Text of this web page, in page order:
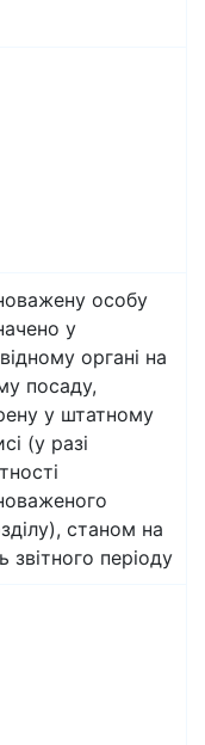
особу
у
органі на
посаду,
у штатному
(у разі
станом на
звітного періоду